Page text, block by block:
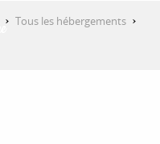
Tous les hébergements